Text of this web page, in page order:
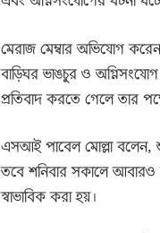
মেরাজ মেম্বার অভিযোগ
বাড়িঘর ভাঙচুর ও
প্রতিবাদ করতে গেলে তার
এসআই পাবেল মোল্লা বলেন,
তবে শনিবার সকালে আবারও
স্বাভাবিক করা হয়।